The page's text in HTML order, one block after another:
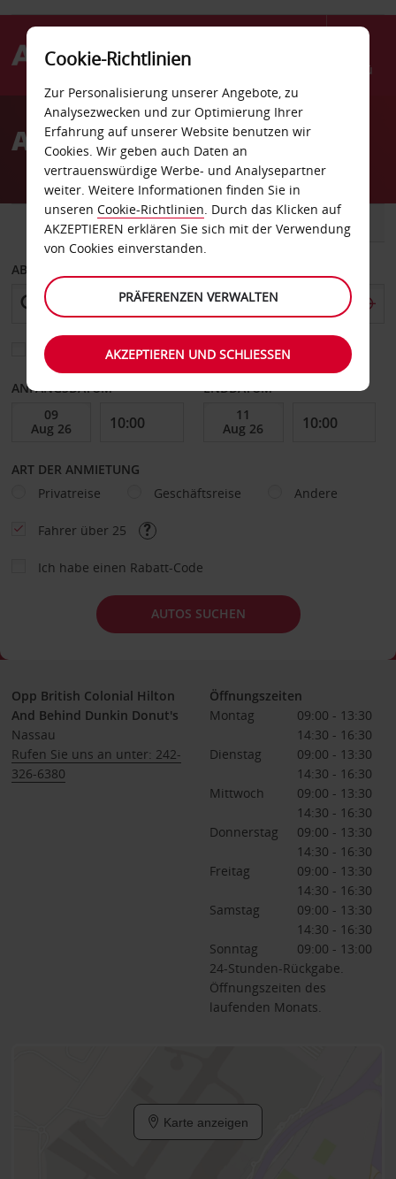
Menü
AvisAutovermietung Nassau
FAHRZEUG TRANSPORTER
ABHOLEN VON
Eine andere Rückgabestation auswählen
ANFANGSDATUM ENDDATUM
ART DER ANMIETUNG
Privatreise
Geschäftsreise Andere
Fahrer über 25
Ich habe einen Rabatt-Code
AUTOS SUCHEN
Opp British Colonial Hilton
And Behind Dunkin Donut's
Nassau
Rufen Sie uns an unter: 242-
326-6380
Öffnungszeiten
Montag
09:00 - 13:30
14:30 - 16:30
Dienstag
09:00 - 13:30
14:30 - 16:30
Mittwoch
09:00 - 13:30
14:30 - 16:30
Donnerstag
09:00 - 13:30
14:30 - 16:30
Freitag
09:00 - 13:30
14:30 - 16:30
Samstag
09:00 - 13:30
14:30 - 16:30
Sonntag
09:00 - 13:00
24-Stunden-Rückgabe.
Öffnungszeiten des
laufenden Monats.
Karte anzeigen
Cookie-Richtlinien
Zur Personalisierung unserer Angebote, zu
Analysezwecken und zur Optimierung Ihrer
Erfahrung auf unserer Website benutzen wir
Cookies. Wir geben auch Daten an
vertrauenswürdige Werbe- und Analysepartner
weiter. Weitere Informationen finden Sie in
unseren Cookie-Richtlinien. Durch das Klicken auf
AKZEPTIEREN erklären Sie sich mit der Verwendung
von Cookies einverstanden.
PRÄFERENZEN VERWALTEN
AKZEPTIEREN UND SCHLIESSEN